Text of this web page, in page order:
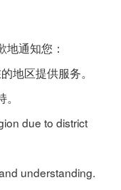
通知您：
地区提供服务。
due to district
understanding.